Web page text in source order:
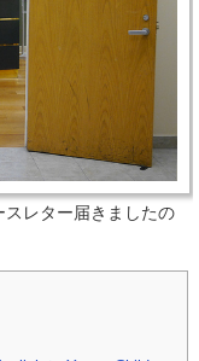
レター届きましたの